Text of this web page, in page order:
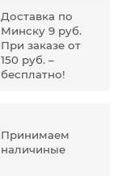
Доставка по
Минску 9 руб.
При заказе от
150 руб. –
бесплатно!
Принимаем
наличиные